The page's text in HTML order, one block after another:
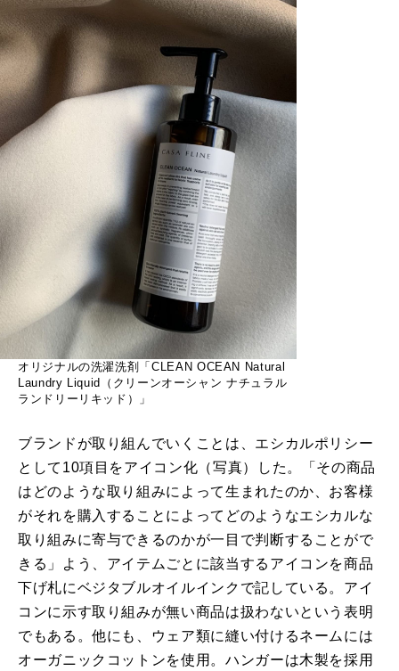
オリジナルの洗濯洗剤「CLEAN OCEAN Natural
Laundry Liquid（クリーンオーシャン ナチュラル
ランドリーリキッド）」
ブランドが取り組んでいくことは、エシカルポリシー
として10項目をアイコン化（写真）した。「その商品
はどのような取り組みによって生まれたのか、お客様
がそれを購入することによってどのようなエシカルな
取り組みに寄与できるのかが一目で判断することがで
きる」よう、アイテムごとに該当するアイコンを商品
下げ札にベジタブルオイルインクで記している。アイ
コンに示す取り組みが無い商品は扱わないという表明
でもある。他にも、ウェア類に縫い付けるネームには
オーガニックコットンを使用。ハンガーは木製を採用